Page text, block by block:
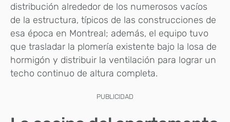
distribución alrededor de los numerosos vacíos
de la estructura, típicos de las construcciones de
esa época en Montreal; además, el equipo tuvo
que trasladar la plomería existente bajo la losa de
hormigón y distribuir la ventilación para lograr un
techo continuo de altura completa.
PUBLICIDAD